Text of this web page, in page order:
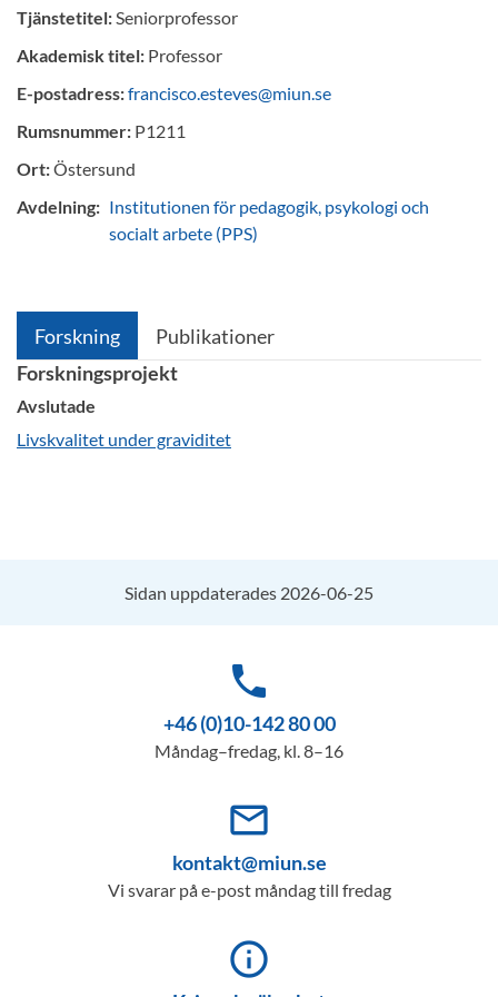
Tjänstetitel:Seniorprofessor
Akademisk titel: Professor
E-postadress:francisco.esteves@miun.se
Rumsnummer: P1211
Ort:Östersund
Avdelning: Institutionen för pedagogik, psykologi och
socialt arbete (PPS)
Forskning
Publikationer
Forskningsprojekt
Avslutade
Livskvalitet under graviditet
Sidan uppdaterades 2026-06-25
phone
+46 (0)10-142 80 00
Måndag–fredag, kl. 8–16
mail_outline
kontakt@miun.se
Vi svarar på e-post måndag till fredag
info_outline